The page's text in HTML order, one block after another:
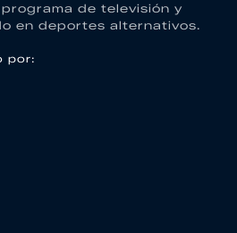
de televisión y
en deportes alternativos.
por: